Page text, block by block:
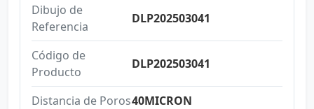
Dibujo de
Referencia
DLP202503041
Código de
Producto
DLP202503041
Distancia de Poros40MICRON